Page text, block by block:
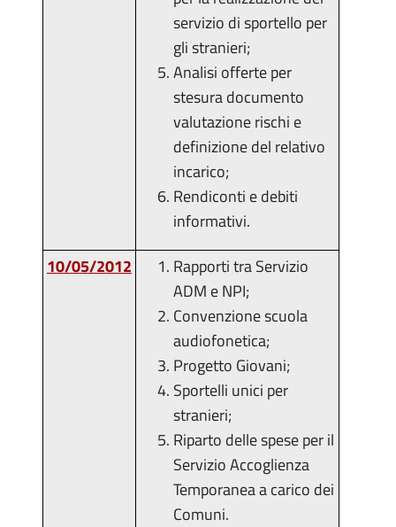
servizio di sportello per
gli stranieri;
Analisi offerte per
stesura documento
valutazione rischi e
definizione del relativo
incarico;
Rendiconti e debiti
informativi.
10/05/2012
Rapporti tra Servizio
ADM e NPI;
Convenzione scuola
audiofonetica;
Progetto Giovani;
Sportelli unici per
stranieri;
Riparto delle spese per il
Servizio Accoglienza
Temporanea a carico dei
Comuni.